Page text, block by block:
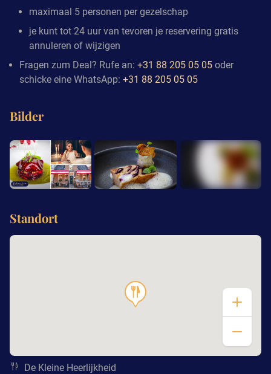
maximaal 5 personen per gezelschap
je kunt tot 24 uur van tevoren je reservering gratis
annuleren of wijzigen
Fragen zum Deal? Rufe an: +31 88 205 05 05 oder
schicke eine WhatsApp: +31 88 205 05 05
Bilder
Standort
De Kleine Heerlijkheid